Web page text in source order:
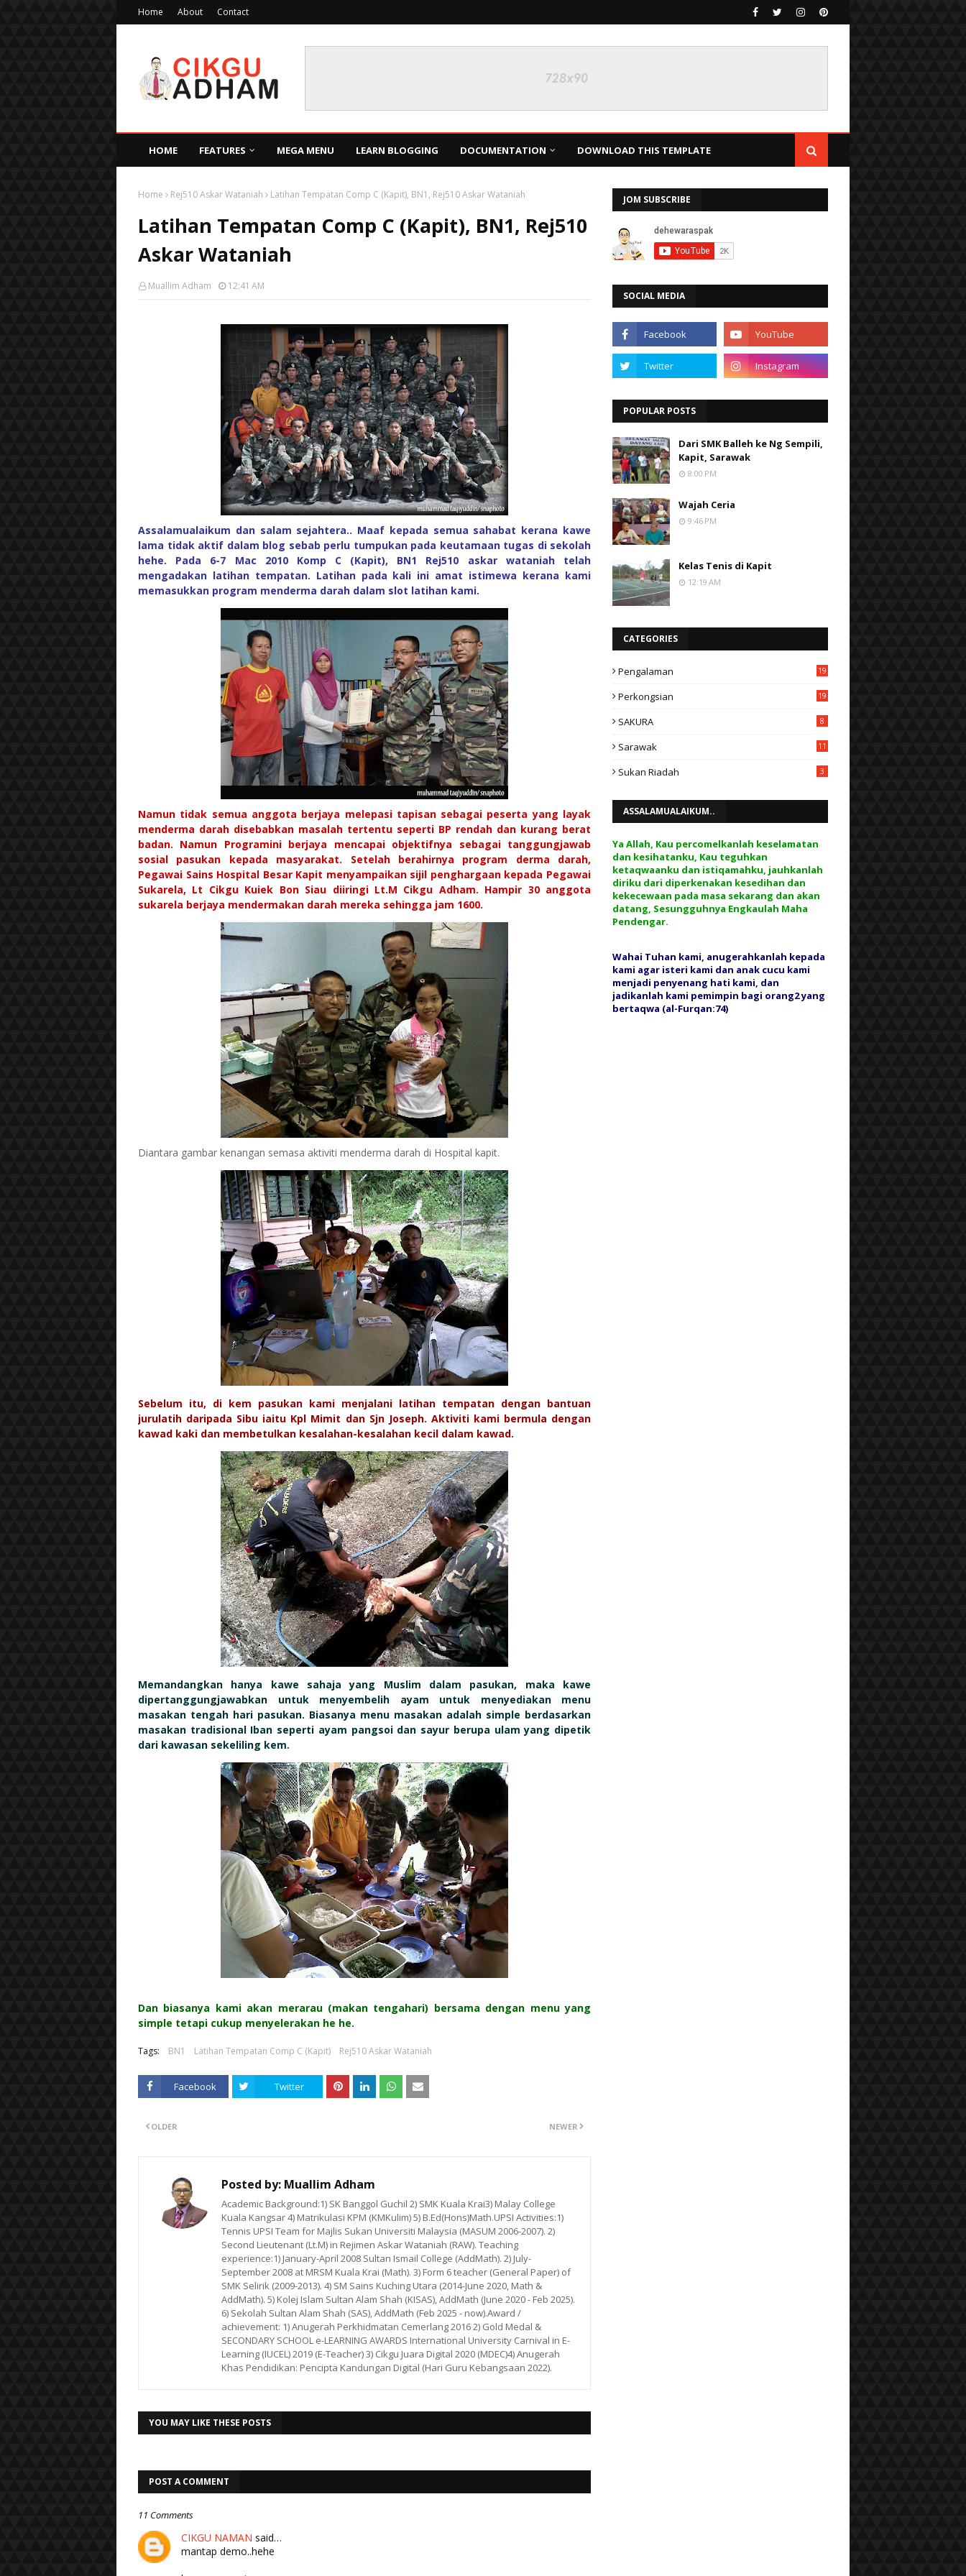
Home About Contact
HOME FEATURES MEGA MENU LEARN BLOGGING DOCUMENTATION DOWNLOAD THIS TEMPLATE
Home Rej510 Askar Wataniah Latihan Tempatan Comp C (Kapit), BN1, Rej510 Askar Wataniah
Latihan Tempatan Comp C (Kapit), BN1, Rej510
Askar Wataniah
Muallim Adham 12:41 AM
Assalamualaikum dan salam sejahtera.. Maaf kepada semua sahabat kerana kawe
lama tidak aktif dalam blog sebab perlu tumpukan pada keutamaan tugas di sekolah
hehe. Pada 6-7 Mac 2010 Komp C (Kapit), BN1 Rej510 askar wataniah telah
mengadakan latihan tempatan. Latihan pada kali ini amat istimewa kerana kami
memasukkan program menderma darah dalam slot latihan kami.
Namun tidak semua anggota berjaya melepasi tapisan sebagai peserta yang layak
menderma darah disebabkan masalah tertentu seperti BP rendah dan kurang berat
badan. Namun Programini berjaya mencapai objektifnya sebagai tanggungjawab
sosial pasukan kepada masyarakat. Setelah berahirnya program derma darah,
Pegawai Sains Hospital Besar Kapit menyampaikan sijil penghargaan kepada Pegawai
Sukarela, Lt Cikgu Kuiek Bon Siau diiringi Lt.M Cikgu Adham. Hampir 30 anggota
sukarela berjaya mendermakan darah mereka sehingga jam 1600.
Diantara gambar kenangan semasa aktiviti menderma darah di Hospital kapit.
Sebelum itu, di kem pasukan kami menjalani latihan tempatan dengan bantuan
jurulatih daripada Sibu iaitu Kpl Mimit dan Sjn Joseph. Aktiviti kami bermula dengan
kawad kaki dan membetulkan kesalahan-kesalahan kecil dalam kawad.
Memandangkan hanya kawe sahaja yang Muslim dalam pasukan, maka kawe
dipertanggungjawabkan untuk menyembelih ayam untuk menyediakan menu
masakan tengah hari pasukan. Biasanya menu masakan adalah simple berdasarkan
masakan tradisional Iban seperti ayam pangsoi dan sayur berupa ulam yang dipetik
dari kawasan sekeliling kem.
Dan biasanya kami akan merarau (makan tengahari) bersama dengan menu yang
simple tetapi cukup menyelerakan he he.
Tags: BN1 Latihan Tempatan Comp C (Kapit) Rej510 Askar Wataniah
Facebook Twitter
NEWER
OLDER
Posted by: Muallim Adham
Academic Background:1) SK Banggol Guchil 2) SMK Kuala Krai3) Malay College
Kuala Kangsar 4) Matrikulasi KPM (KMKulim) 5) B.Ed(Hons)Math.UPSI Activities:1)
Tennis UPSI Team for Majlis Sukan Universiti Malaysia (MASUM 2006-2007). 2)
Second Lieutenant (Lt.M) in Rejimen Askar Wataniah (RAW). Teaching
experience:1) January-April 2008 Sultan Ismail College (AddMath). 2) July-
September 2008 at MRSM Kuala Krai (Math). 3) Form 6 teacher (General Paper) of
SMK Selirik (2009-2013). 4) SM Sains Kuching Utara (2014-June 2020, Math &
AddMath). 5) Kolej Islam Sultan Alam Shah (KISAS), AddMath (June 2020 - Feb 2025).
6) Sekolah Sultan Alam Shah (SAS), AddMath (Feb 2025 - now).Award /
achievement: 1) Anugerah Perkhidmatan Cemerlang 2016 2) Gold Medal &
SECONDARY SCHOOL e-LEARNING AWARDS International University Carnival in E-
Learning (IUCEL) 2019 (E-Teacher) 3) Cikgu Juara Digital 2020 (MDEC)4) Anugerah
Khas Pendidikan: Pencipta Kandungan Digital (Hari Guru Kebangsaan 2022).
YOU MAY LIKE THESE POSTS
POST A COMMENT
11 Comments
CIKGU NAMAN said…
mantap demo..hehe
JOM SUBSCRIBE
SOCIAL MEDIA
POPULAR POSTS
Dari SMK Balleh ke Ng Sempili,
Kapit, Sarawak
8:00 PM
Wajah Ceria
9:46 PM
Kelas Tenis di Kapit
12:19 AM
CATEGORIES
Pengalaman 19
Perkongsian 19
SAKURA 8
Sarawak 11
Sukan Riadah 3
ASSALAMUALAIKUM..
Ya Allah, Kau percomelkanlah keselamatan
dan kesihatanku, Kau teguhkan
ketaqwaanku dan istiqamahku, jauhkanlah
diriku dari diperkenakan kesedihan dan
kekecewaan pada masa sekarang dan akan
datang, Sesungguhnya Engkaulah Maha
Pendengar.
Wahai Tuhan kami, anugerahkanlah kepada
kami agar isteri kami dan anak cucu kami
menjadi penyenang hati kami, dan
jadikanlah kami pemimpin bagi orang2 yang
bertaqwa (al-Furqan:74)